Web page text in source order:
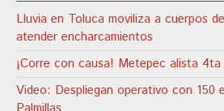
Lluvia en Toluca moviliza a cuerpos
atender encharcamientos
¡Corre con causa! Metepec alista
Video: Despliegan operativo con 150